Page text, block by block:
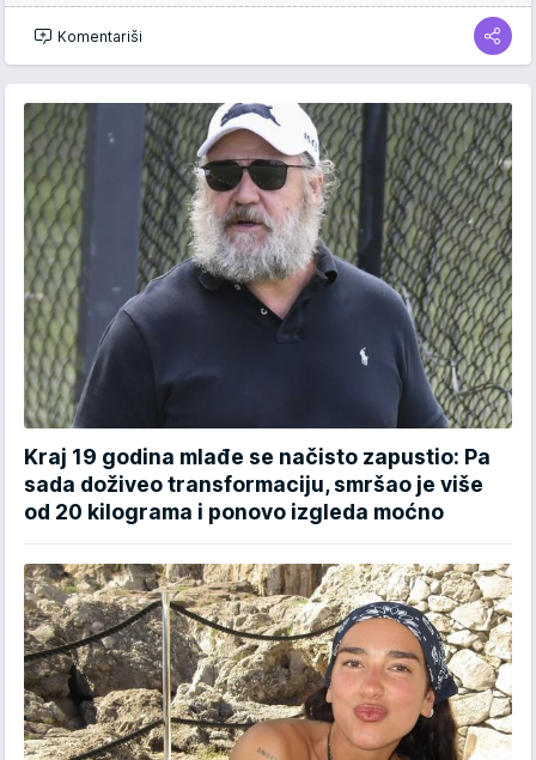
Komentariši
Kraj 19 godina mlađe se načisto zapustio: Pa
sada doživeo transformaciju, smršao je više
od 20 kilograma i ponovo izgleda moćno